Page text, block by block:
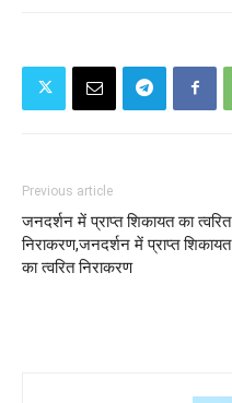
Previous article
जनदर्शन में प्राप्त शिकायत का त्वरित
निराकरण,जनदर्शन में प्राप्त शिकायत
का त्वरित निराकरण